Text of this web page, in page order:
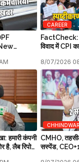
बड़ी खबर
CAREER
FactCheck:
विवाद में CPI
8/07/2026
हमारी कंपनी
है, लैब रिपोर्ट
CMHO,
सस्पेंड,